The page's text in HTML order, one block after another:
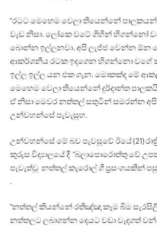
“රටට මෙහෙම වෙලා තියෙන්නේ
වැඩ නිසා. ලෝකෙ වටේ ගිහින් හිගන්නෝ
බොන්න ඉල්ලනවා. අපි ලැජ්ජ වෙන්න ඕන
ආකර්ශනීය රටක ඉදගෙන හිගන්නො
ඉල්ල ඉල්ල යන එක ගැන. මොකක්ද මේ
මෙහෙම වෙලා තියෙන්නේ දුර්දාන්ත
ඒ නිසා මෙවර නත්තල් සතුටින් සමරන්න අපිට
උන්වහන්සේ පැවැසූහ.
උන්වහන්සේ මේ බව පැවසූවේ ඊයේ (21)
කුරුස විද්‍යාලයේ දී “බලාපොරොත්තු වේ
පැවැත්වූ නත්තල් කැරොල් ගී ප්‍රසංගයකින්
“නත්තල් කියන්නේ රතිඤ්ඤා කෑම බීම
නත්තලට ලබාගන්න දෙයට වඩා වැදගත්